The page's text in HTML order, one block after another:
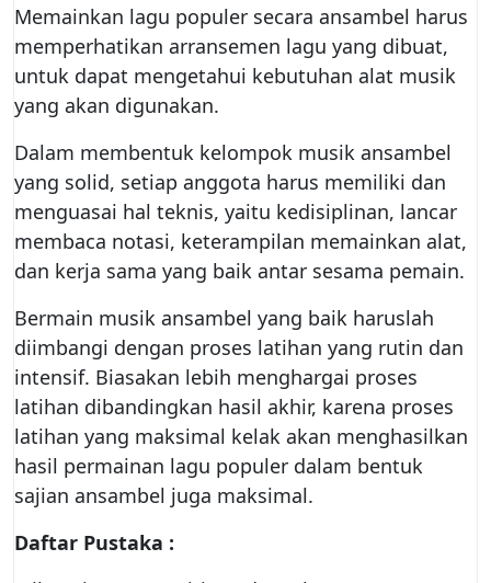
Memainkan lagu populer secara ansambel harus
memperhatikan arransemen lagu yang dibuat,
untuk dapat mengetahui kebutuhan alat musik
yang akan digunakan.
Dalam membentuk kelompok musik ansambel
yang solid, setiap anggota harus memiliki dan
menguasai hal teknis, yaitu kedisiplinan, lancar
membaca notasi, keterampilan memainkan alat,
dan kerja sama yang baik antar sesama pemain.
Bermain musik ansambel yang baik haruslah
diimbangi dengan proses latihan yang rutin dan
intensif. Biasakan lebih menghargai proses
latihan dibandingkan hasil akhir, karena proses
latihan yang maksimal kelak akan menghasilkan
hasil permainan lagu populer dalam bentuk
sajian ansambel juga maksimal.
Daftar Pustaka :